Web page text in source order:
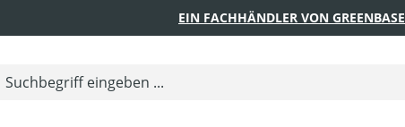
EIN FACHHÄNDLER VON GREENBASE